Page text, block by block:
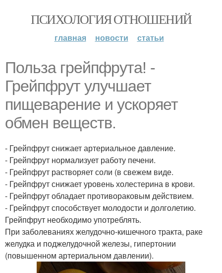
ПСИХОЛОГИЯ ОТНОШЕНИЙ
главная новости статьи
Польза грейпфрута! -
Грейпфрут улучшает
пищеварение и ускоряет
обмен веществ.
- Грейпфрут снижает артериальное давление.
- Грейпфрут нормализует работу печени.
- Грейпфрут растворяет соли (в свежем виде.
- Грейпфрут снижает уровень холестерина в крови.
- Грейпфрут обладает противораковым действием.
- Грейпфрут способствует молодости и долголетию.
Грейпфрут необходимо употреблять.
При заболеваниях желудочно-кишечного тракта, раке
желудка и поджелудочной железы, гипертонии
(повышенном артериальном давлении).